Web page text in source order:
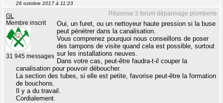
26 octobre 2017 à 11:23
Réponse 3 forum dépannage plomberie
GL
Membre inscrit
31 945 messages
Oui, un furet, ou un nettoyeur haute pression si la buse
peut pénétrer dans la canalisation.
Vous comprenez pourquoi nous conseillons de poser
des tampons de visite quand cela est possible, surtout
sur les installations neuves.
Dans votre cas, peut-être faudra-t-il couper la
canalisation pour pouvoir déboucher.
La section des tubes, si elle est petite, favorise peut-être la formation
de bouchons.
Il y a du travail.
Cordialement.